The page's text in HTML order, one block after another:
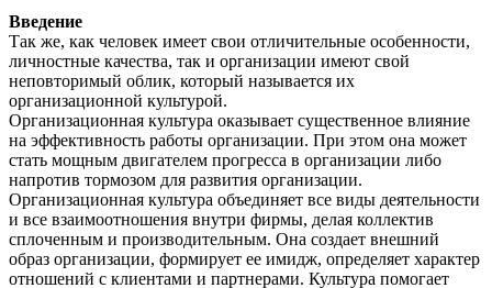
Введение
Так же, как человек имеет свои отличительные особенности,
личностные качества, так и организации имеют свой
неповторимый облик, который называется их
организационной культурой.
Организационная культура оказывает существенное влияние
на эффективность работы организации. При этом она может
стать мощным двигателем прогресса в организации либо
напротив тормозом для развития организации.
Организационная культура объединяет все виды деятельности
и все взаимоотношения внутри фирмы, делая коллектив
сплоченным и производительным. Она создает внешний
образ организации, формирует ее имидж, определяет характер
отношений с клиентами и партнерами. Культура помогает